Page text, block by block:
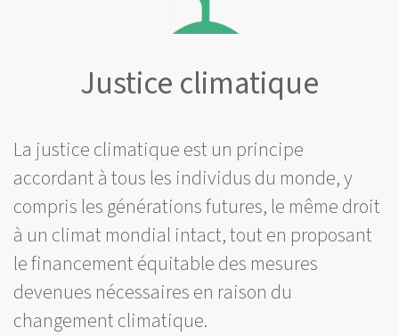
Justice climatique
La justice climatique est un principe
accordant à tous les individus du monde, y
compris les générations futures, le même droit
à un climat mondial intact, tout en proposant
le financement équitable des mesures
devenues nécessaires en raison du
changement climatique.